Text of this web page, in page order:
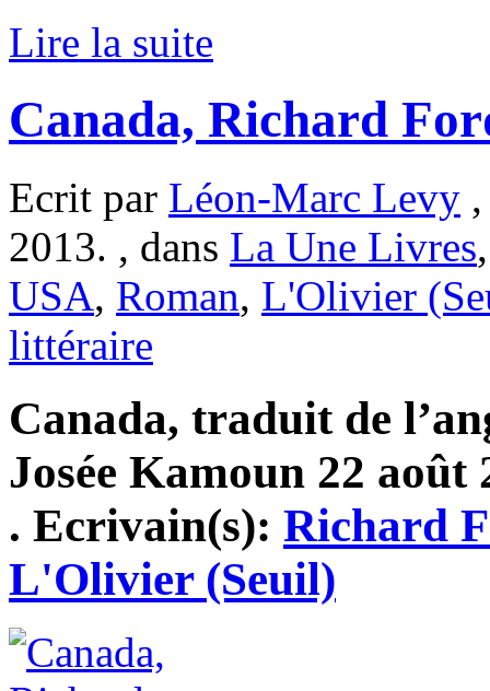
Lire la suite
Canada, Richard
Ecrit par Léon-Marc Levy
2013. , dans La Une Livres
USA, Roman, L'Olivier
littéraire
Canada, traduit de
Josée Kamoun 22 août
. Ecrivain(s): Richard
L'Olivier (Seuil)